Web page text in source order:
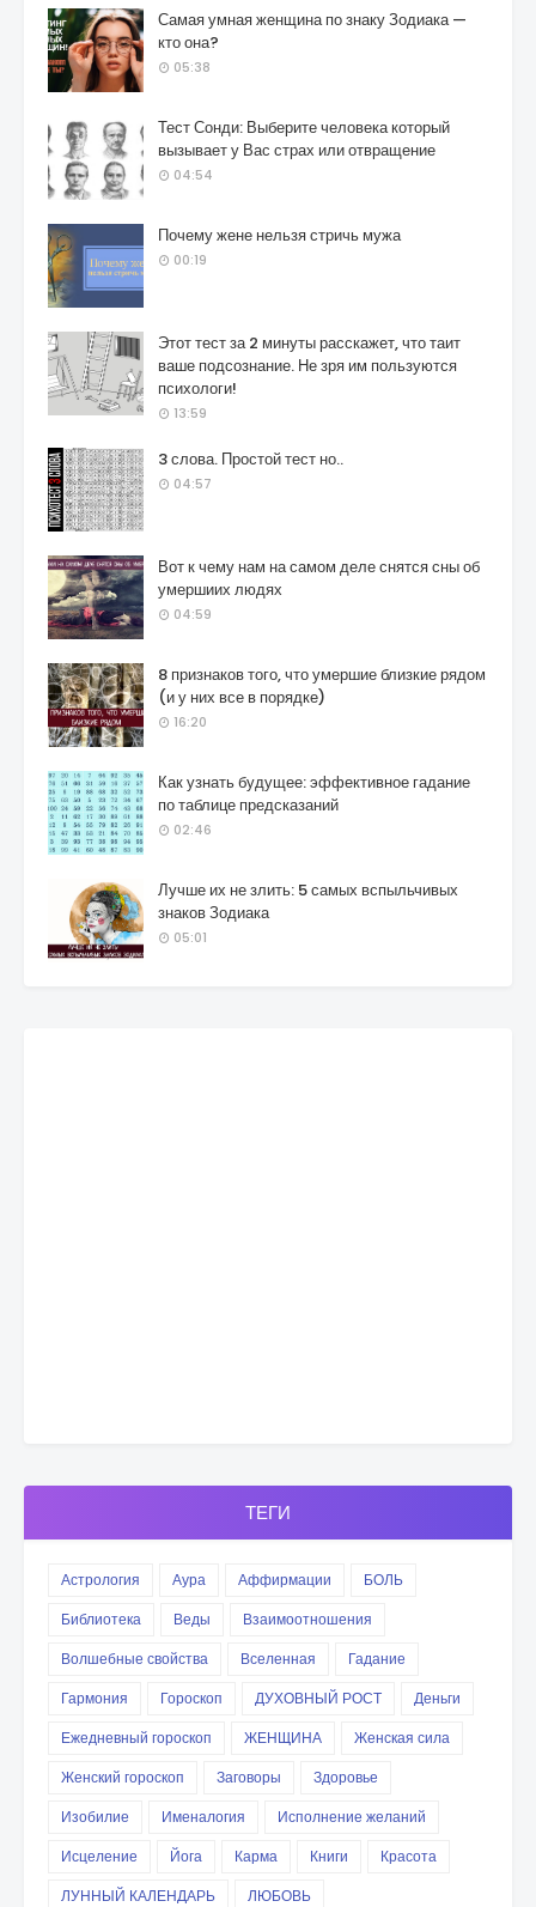
Самая умная женщина по знаку Зодиака —
кто она?
05:38
Тест Сонди: Выберите человека который
вызывает у Вас страх или отвращение
04:54
Почему жене нельзя стричь мужа
00:19
Этот тест за 2 минуты расскажет, что таит
ваше подсознание. Не зря им пользуются
психологи!
13:59
3 слова. Простой тест но..
04:57
Вот к чему нам на самом деле снятся сны об
умершиих людях
04:59
8 признаков того, что умершие близкие рядом
(и у них все в порядке)
16:20
Как узнать будущее: эффективное гадание
по таблице предсказаний
02:46
Лучше их не злить: 5 самых вспыльчивых
знаков Зодиака
05:01
ТЕГИ
Астрология Аура Аффирмации
БОЛЬ
Библиотека
Веды
Взаимоотношения
Волшебные свойства
Вселенная
Гадание
Гармония
Гороскоп ДУХОВНЫЙ РОСТ
Деньги
Ежедневный гороскоп
ЖЕНЩИНА
Женская сила
Женский гороскоп
Заговоры
Здоровье
Изобилие
Именалогия
Исполнение желаний
Исцеление
Йога Карма Книги
Красота
ЛУННЫЙ КАЛЕНДАРЬ
ЛЮБОВЬ